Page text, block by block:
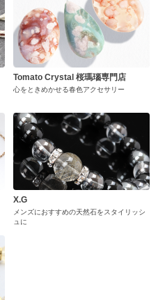
Tomato Crystal 桜瑪瑙専門店
心をときめかせる春色アクセサリー
X.G
メンズにおすすめの天然石をスタイリッシ
ュに